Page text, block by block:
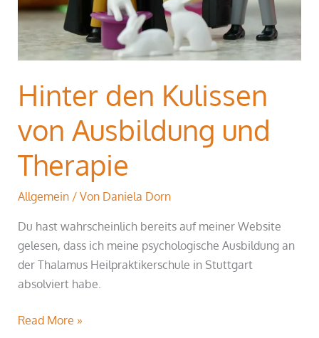
Hinter den Kulissen
von Ausbildung und
Therapie
Allgemein / Von Daniela Dorn
Du hast wahrscheinlich bereits auf meiner Website
gelesen, dass ich meine psychologische Ausbildung an
der Thalamus Heilpraktikerschule in Stuttgart
absolviert habe.
Read More »